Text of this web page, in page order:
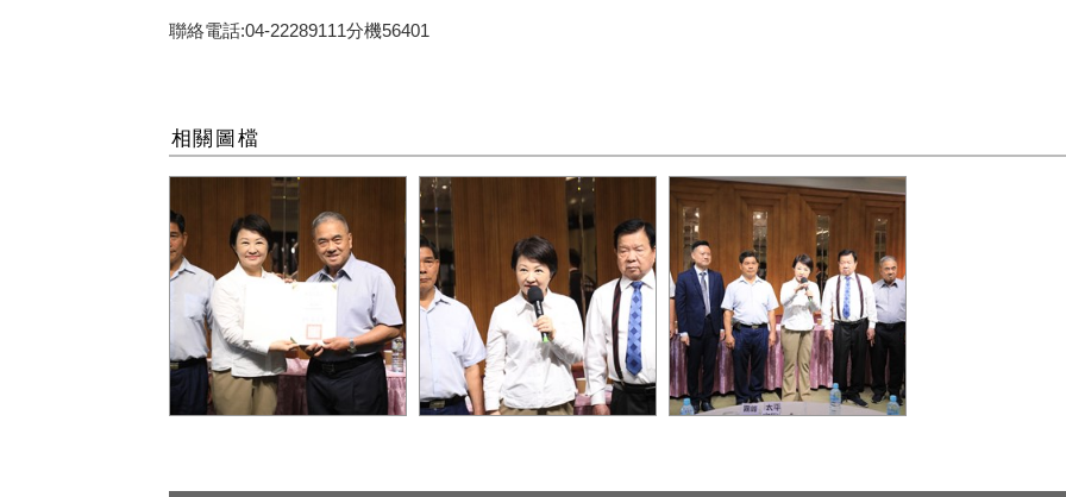
聯絡電話:04-22289111分機56401
相關圖檔